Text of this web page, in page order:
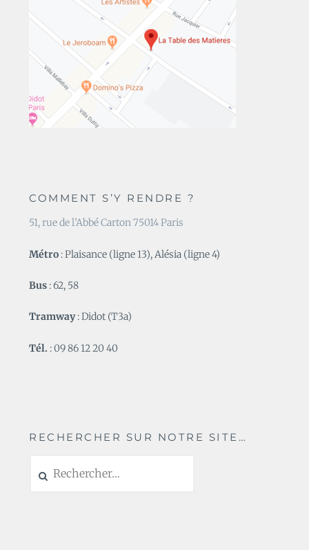
COMMENT S’Y RENDRE ?
51, rue de l’Abbé Carton 75014 Paris
Métro : Plaisance (ligne 13), Alésia (ligne 4)
Bus : 62, 58
Tramway: Didot (T3a)
Tél. : 09 86 12 20 40
RECHERCHER SUR NOTRE SITE…